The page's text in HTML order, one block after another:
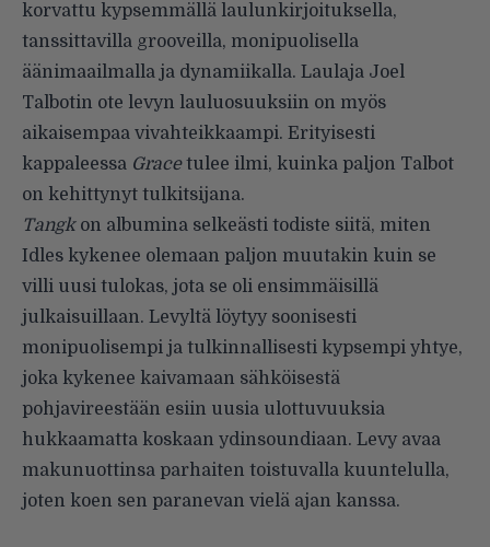
korvattu kypsemmällä laulunkirjoituksella,
tanssittavilla grooveilla, monipuolisella
äänimaailmalla ja dynamiikalla. Laulaja Joel
Talbotin ote levyn lauluosuuksiin on myös
aikaisempaa vivahteikkaampi. Erityisesti
kappaleessa Gracetulee ilmi, kuinka paljon Talbot
on kehittynyt tulkitsijana.
Tangkon albumina selkeästi todiste siitä, miten
Idles kykenee olemaan paljon muutakin kuin se
villi uusi tulokas, jota se oli ensimmäisillä
julkaisuillaan. Levyltä löytyy soonisesti
monipuolisempi ja tulkinnallisesti kypsempi yhtye,
joka kykenee kaivamaan sähköisestä
pohjavireestään esiin uusia ulottuvuuksia
hukkaamatta koskaan ydinsoundiaan. Levy avaa
makunuottinsa parhaiten toistuvalla kuuntelulla,
joten koen sen paranevan vielä ajan kanssa.